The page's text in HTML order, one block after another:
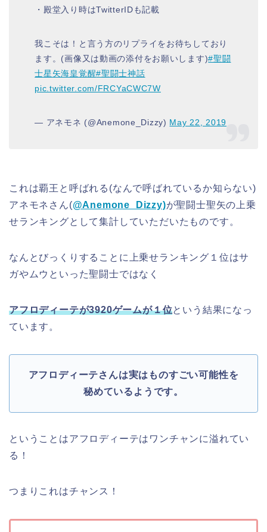
・殿堂入り時はTwitterIDも記載
我こそは！と言う方のリプライをお待ちしており
ます。(画像又は動画の添付をお願いします)#聖闘
士星矢海皇覚醒#聖闘士神話
pic.twitter.com/FRCYaCWC7W
— アネモネ (@Anemone_Dizzy) May 22, 2019
これは覇王と呼ばれる(なんで呼ばれているか知らない)
アネモネさん(@Anemone_Dizzy)が聖闘士聖矢の上乗
せランキングとして集計していただいたものです。
なんとびっくりすることに上乗せランキング１位はサ
ガやムウといった聖闘士ではなく
アフロディーテが3920ゲームが１位という結果になっ
ています。
アフロディーテさんは実はものすごい可能性を
秘めているようです。
ということはアフロディーテはワンチャンに溢れてい
る！
つまりこれはチャンス！